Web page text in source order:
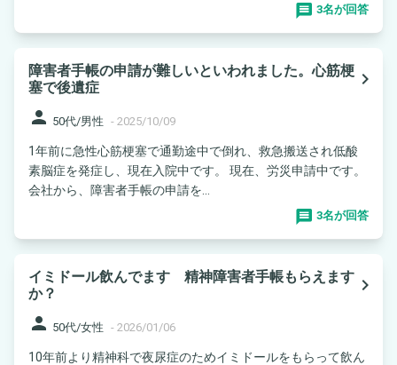
3名が回答
障害者手帳の申請が難しいといわれました。心筋梗
塞で後遺症
navigate_next
person 50代/男性 - 2025/10/09
1年前に急性心筋梗塞で通勤途中で倒れ、救急搬送され低酸
素脳症を発症し、現在入院中です。 現在、労災申請中です。
会社から、障害者手帳の申請を...
3名が回答
イミドール飲んでます 精神障害者手帳もらえます
か？
navigate_next
person 50代/女性 - 2026/01/06
10年前より精神科で夜尿症のためイミドールをもらって飲ん